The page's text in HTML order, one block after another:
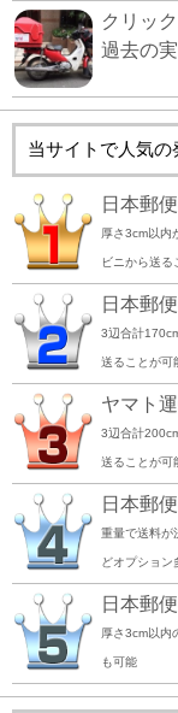
クリッ
過去の
当サイトで人気の
日本郵
厚さ3cm以内
ビニから送る
日本郵
3辺合計
送ることが可
ヤマト
3辺合計
送ることが可
日本郵
重量で送料が
どオプション
日本郵
厚さ3cm以内
も可能